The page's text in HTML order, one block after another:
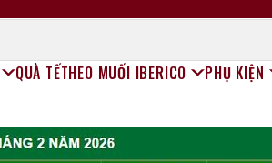
Rượu vang đỏ
QUÀ TẾTHEO MUỐI IBERICO PHỤ KIỆN